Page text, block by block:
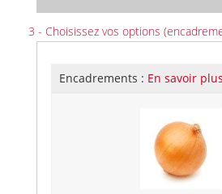
3 - Choisissez vos options
Encadrements : En savoir plus